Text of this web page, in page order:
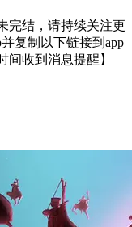
完结，请持续关注更
复制以下链接到app
收到消息提醒】